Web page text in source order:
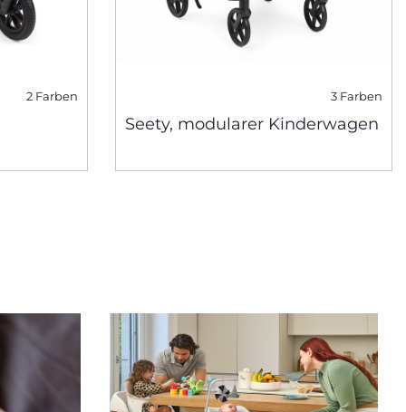
2 Farben 3 Farben
Seety, modularer Kinderwagen